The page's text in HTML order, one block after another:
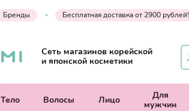
Бренды Бесплатная доставка от 2900 рублей!
Сеть магазинов корейской
и японской косметики
Тело Волосы Лицо
Для
мужчин